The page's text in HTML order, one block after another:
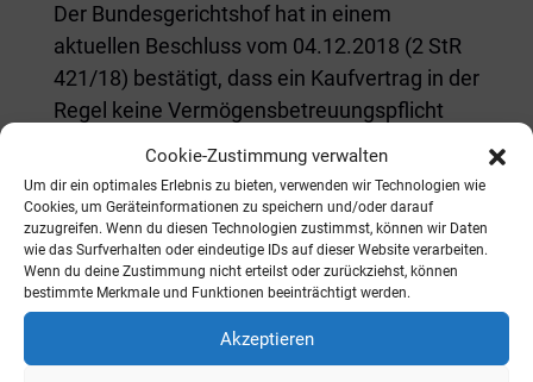
Cookie-Zustimmung verwalten
Um dir ein optimales Erlebnis zu bieten, verwenden wir Technologien wie
Cookies, um Geräteinformationen zu speichern und/oder darauf
zuzugreifen. Wenn du diesen Technologien zustimmst, können wir Daten
wie das Surfverhalten oder eindeutige IDs auf dieser Website verarbeiten.
Wenn du deine Zustimmung nicht erteilst oder zurückziehst, können
bestimmte Merkmale und Funktionen beeinträchtigt werden.
Akzeptieren
Der Bundesgerichtshof hat in einem
aktuellen Beschluss vom 04.12.2018 (2 StR
421/18) bestätigt, dass ein Kaufvertrag in der
Regel keine Vermögensbetreuungspflicht
beinhaltet, deren Verletzung zu einer
Strafbarkeit wegen Untreue gemäß § 266
StGB führen kann. Der...
Angekündigter Brexit darf nicht zur
Vertagung oder Verweigerung der
Vollstreckung eines Europäischen
Haftbefehls führen